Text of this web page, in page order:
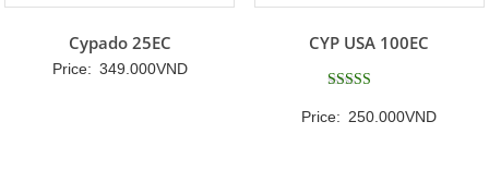
Cypado 25EC
Price: 349.000VND
CYP USA 100EC
hạng
Price: 250.000VND